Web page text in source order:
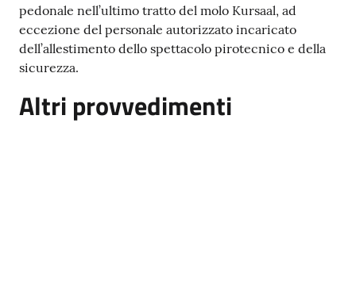
pedonale nell’ultimo tratto del molo Kursaal, ad
eccezione del personale autorizzato incaricato
dell’allestimento dello spettacolo pirotecnico e della
sicurezza.
Altri provvedimenti